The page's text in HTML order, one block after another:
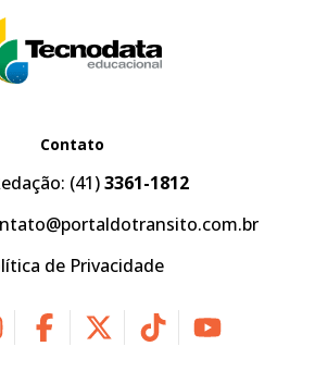
Contato
(41)3361-1812
de Privacidade